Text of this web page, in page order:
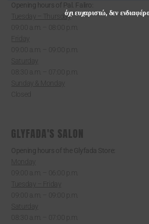
Opening hours of Pal. Faliro:
Tuesday – Thursday
09:00 a.m. – 08:00 p.m.
Friday
09:00 a.m. – 09:00 p.m.
Saturday
08:30 a.m. – 07:00 p.m.
Sunday & Monday
Closed
GLYFADA'S SALON
Opening hours of the Glyfada Store:
Monday
09:00 a.m. – 06:00 p.m.
Tuesday – Friday
09:00 a.m. – 09:00 p.m.
Saturday
08:30 a.m. – 07:00 p.m.
όχι ευχαριστώ, δεν